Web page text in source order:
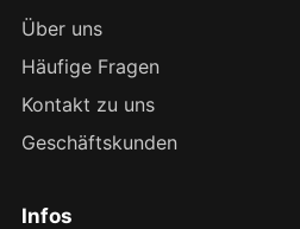
Über uns
Häufige Fragen
Kontakt zu uns
Geschäftskunden
Infos